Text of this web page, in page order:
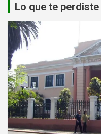
Lo que te perdiste